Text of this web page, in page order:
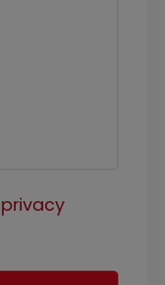
privacy